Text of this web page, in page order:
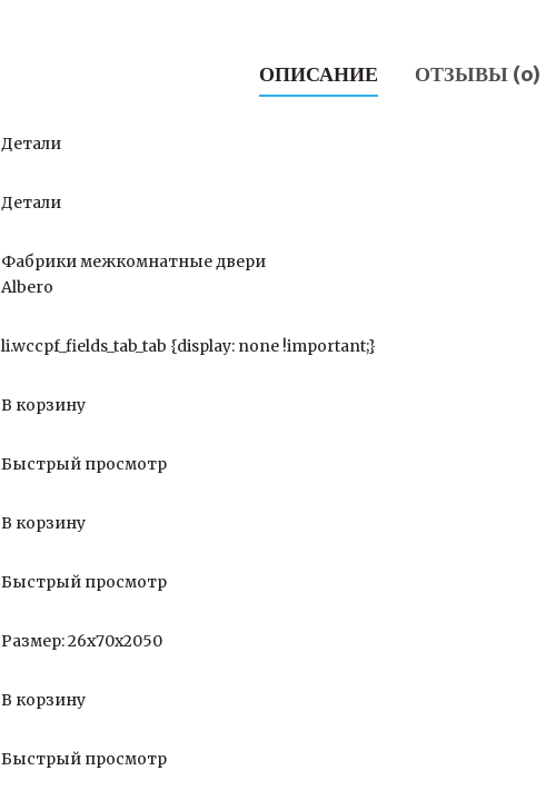
ОПИСАНИЕ ОТЗЫВЫ (0)
Детали
Детали
Фабрики межкомнатные двери
Albero
li.wccpf_fields_tab_tab {display: none !important;}
В корзину
Быстрый просмотр
В корзину
Быстрый просмотр
Размер: 26х70х2050
В корзину
Быстрый просмотр